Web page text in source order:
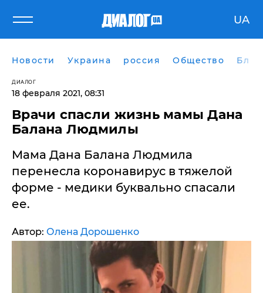
UA
Новости Украина россия Общество
ДИАЛОГ
18 февраля 2021, 08:31
Врачи спасли жизнь мамы Дана
Балана Людмилы
Мама Дана Балана Людмила
перенесла коронавирус в тяжелой
форме - медики буквально спасали
ее.
Автор: Олена Дорошенко